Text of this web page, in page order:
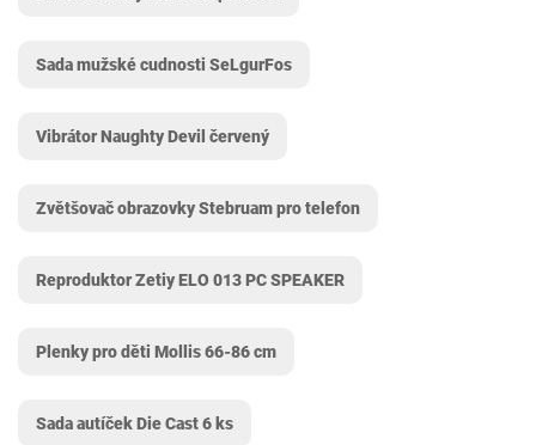
Sada mužské cudnosti SeLgurFos
Vibrátor Naughty Devil červený
Zvětšovač obrazovky Stebruam pro telefon
Reproduktor Zetiy ELO 013 PC SPEAKER
Plenky pro děti Mollis 66-86 cm
Sada autíček Die Cast 6 ks